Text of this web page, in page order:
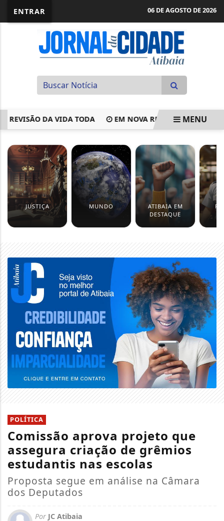
ENTRAR 06 DE AGOSTO DE 2026
DA VIDA TODA EM NOVA REDUÇÃO, COPOM
MENU
JUSTIÇA MUNDO
ATIBAIA EM
DESTAQUE
POLÍTICA
Comissão aprova projeto que
assegura criação de grêmios
estudantis nas escolas
Proposta segue em análise na Câmara
dos Deputados
Por JC Atibaia